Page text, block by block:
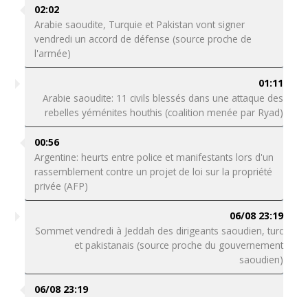
02:02
Arabie saoudite, Turquie et Pakistan vont signer
vendredi un accord de défense (source proche de
l'armée)
01:11
Arabie saoudite: 11 civils blessés dans une attaque des
rebelles yéménites houthis (coalition menée par Ryad)
00:56
Argentine: heurts entre police et manifestants lors d'un
rassemblement contre un projet de loi sur la propriété
privée (AFP)
06/08 23:19
Sommet vendredi à Jeddah des dirigeants saoudien, turc
et pakistanais (source proche du gouvernement
saoudien)
06/08 23:19